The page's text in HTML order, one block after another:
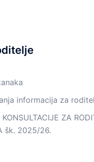
informacija za
ZA
šk. 2025/26.